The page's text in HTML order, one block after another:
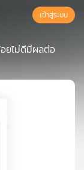
เข้าสู่ระบบ
ยไม่ดีมีผลต่อ